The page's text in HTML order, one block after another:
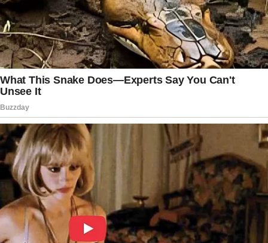
diligências, ouvindo testemunhas e analisando
todas as provas disponíveis na tentativa de
localizar tanto as jovens quanto o suspeito. A
expectativa é que os próximos desdobramentos
contribuam para esclarecer o caso e oferecer
respostas às famílias, que continuam
aguardando informações oficiais sobre o
desaparecimento de Letycia e Sttela.